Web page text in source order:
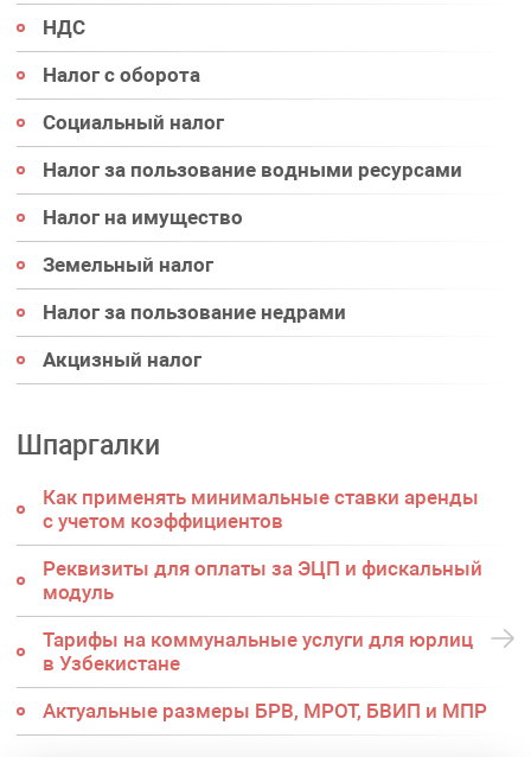
НДС
Налог с оборота
Социальный налог
Налог за пользование водными ресурсами
Налог на имущество
Земельный налог
Налог за пользование недрами
Акцизный налог
Шпаргалки
Как применять минимальные ставки аренды
с учетом коэффициентов
Реквизиты для оплаты за ЭЦП и фискальный
модуль
Тарифы на коммунальные услуги для юрлиц
в Узбекистане
Актуальные размеры БРВ, МРОТ, БВИП и МПР